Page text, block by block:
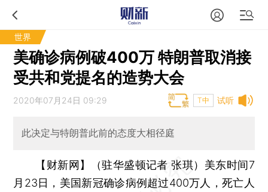
世界
美确诊病例破400万 特朗普取消接
受共和党提名的造势大会
试听
2020年07月24日 09:29 T中
此决定与特朗普此前的态度大相径庭
【财新网】（驻华盛顿记者 张琪） 美东时间7
月23日，美国新冠确诊病例超过400万人，死亡人